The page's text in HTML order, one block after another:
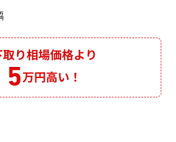
取り相場価格より
5万円高い！